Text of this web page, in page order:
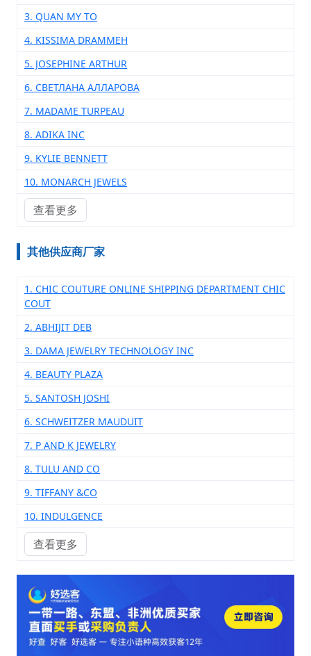
3. QUAN MY TO
4. KISSIMA DRAMMEH
5. JOSEPHINE ARTHUR
6. СВЕТЛАНА АЛЛАРОВА
7. MADAME TURPEAU
8. ADIKA INC
9. KYLIE BENNETT
10. MONARCH JEWELS
查看更多
其他供应商厂家
1. CHIC COUTURE ONLINE SHIPPING DEPARTMENT CHIC
COUT
2. ABHIJIT DEB
3. DAMA JEWELRY TECHNOLOGY INC
4. BEAUTY PLAZA
5. SANTOSH JOSHI
6. SCHWEITZER MAUDUIT
7. P AND K JEWELRY
8. TULU AND CO
9. TIFFANY &CO
10. INDULGENCE
查看更多